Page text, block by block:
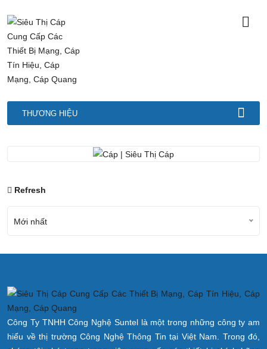
THƯƠNG HIỆU
Refresh
Mới nhất
Công Ty TNHH Công Nghệ Suntel là một trong những công ty am
hiểu về thị trường Công Nghệ Thông Tin tại Việt Nam. Trong đó,